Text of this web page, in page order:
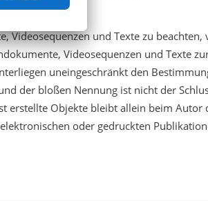
und Texte zu beachten,
Videosequenzen und Texte
uneingeschränkt den
der bloßen Nennung ist nicht der
erstellte Objekte bleibt allein beim Autor
oder gedruckten